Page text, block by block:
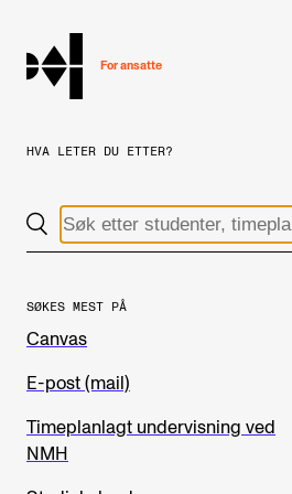
hjem
For ansatte
Arbeidstid og lønn
Kompetanse og velferd
Overordnet i mitt arbeid
Helse, miljø og sikkerhet
Nyansatt på NMH
Refusjon av utlegg
HVA LETER DU ETTER?
SØKES MEST PÅ
Canvas
E-post (mail)
Timeplanlagt undervisning ved
NMH